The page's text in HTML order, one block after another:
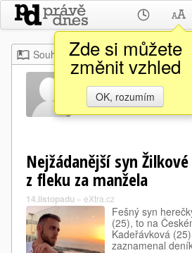
Zde si můžete
změnit vzhled
OK, rozumím
Souhrn Moje Z domova
Vincent Ač
Nejžádanější syn
z fleku za manžela
14.listopadu » eXtra.cz
Fešný syn
(25), to na
Kadeřávková
zaznamenal